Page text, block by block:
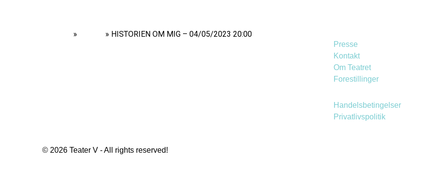
» » HISTORIEN OM MIG – 04/05/2023 20:00
Presse
Kontakt
Om Teatret
Forestillinger
Handelsbetingelser
Privatlivspolitik
© 2026 Teater V - All rights reserved!